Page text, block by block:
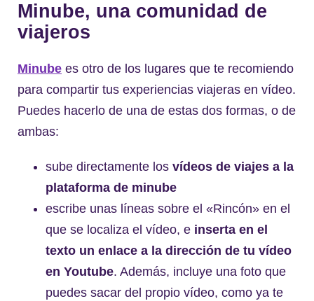
Minube, una comunidad de
viajeros
Minube es otro de los lugares que te recomiendo
para compartir tus experiencias viajeras en vídeo.
Puedes hacerlo de una de estas dos formas, o de
ambas:
sube directamente los vídeos de viajes a la
plataforma de minube
escribe unas líneas sobre el «Rincón» en el
que se localiza el vídeo, e inserta en el
texto un enlace a la dirección de tu vídeo
en Youtube. Además, incluye una foto que
puedes sacar del propio vídeo, como ya te